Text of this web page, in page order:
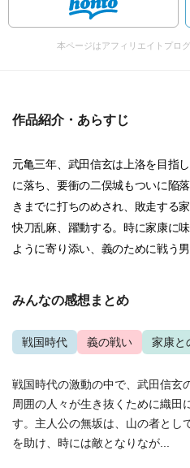
本ページはアフィリエイトプロ
作品紹介・あらすじ
元亀三年、武田信玄は上洛を目指
に落ち、要衝の二俣城もついに陥
きまでに打ちのめされ、敗走する
快刀乱麻、躍動する。時に家康に
ように寄り添い、義のために戦う
みんなの感想まとめ
戦国時代 義の戦い 家康と
戦国時代の激動の中で、武田信玄
周囲の人々が生き抜くために織田
す。主人公の無坂は、山の者とし
を助け、時には敵となりなが...